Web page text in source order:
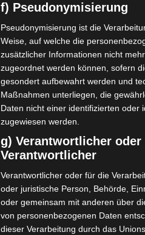
f) Pseudonymisierung
Pseudonymisierung ist die
Weise, auf welche die
zusätzlicher Informationen nicht
zugeordnet werden können, sofern
gesondert aufbewahrt werden und
Maßnahmen unterliegen, die
Daten nicht einer identifizierten oder
zugewiesen werden.
g) Verantwortlicher
Verantwortlicher
Verantwortlicher oder für die
oder juristische Person, Behörde,
oder gemeinsam mit anderen über
von personenbezogenen Daten
dieser Verarbeitung durch das